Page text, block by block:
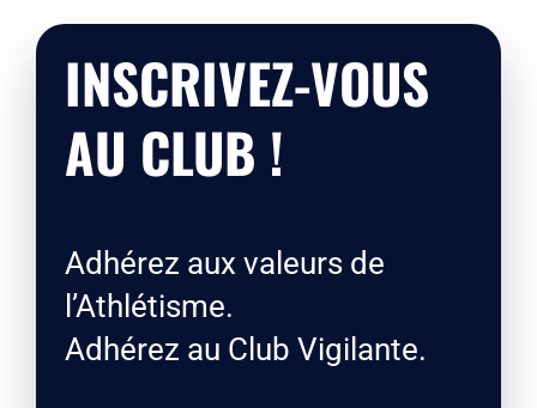
INSCRIVEZ-VOUS
AU CLUB !
Adhérez aux valeurs de
l’Athlétisme.
Adhérez au Club Vigilante.